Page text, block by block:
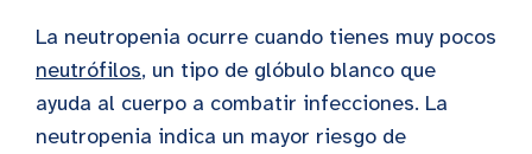
La neutropenia ocurre cuando tienes muy pocos
neutrófilos, un tipo de glóbulo blanco que
ayuda al cuerpo a combatir infecciones. La
neutropenia indica un mayor riesgo de